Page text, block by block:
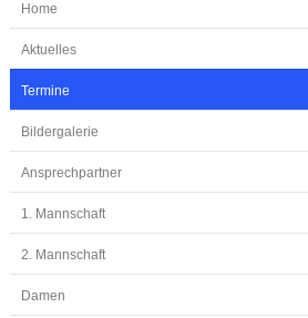
Home
Aktuelles
Termine
Bildergalerie
Ansprechpartner
1. Mannschaft
2. Mannschaft
Damen